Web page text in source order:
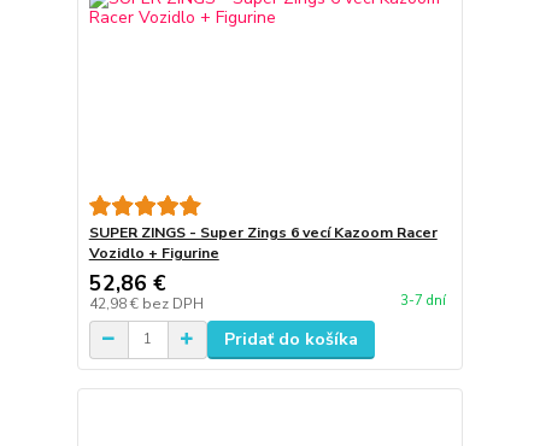
SUPER ZINGS - Super Zings 6 vecí Kazoom Racer
Vozidlo + Figurine
52,86 €
42,98 € bez DPH 3-7 dní
Pridať do košíka